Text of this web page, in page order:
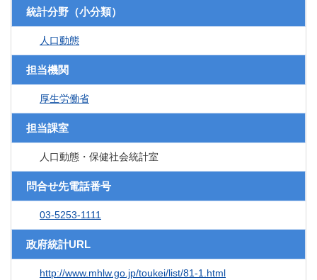
統計分野（小分類）
人口動態
担当機関
厚生労働省
担当課室
人口動態・保健社会統計室
問合せ先電話番号
03-5253-1111
政府統計URL
http://www.mhlw.go.jp/toukei/list/81-1.html